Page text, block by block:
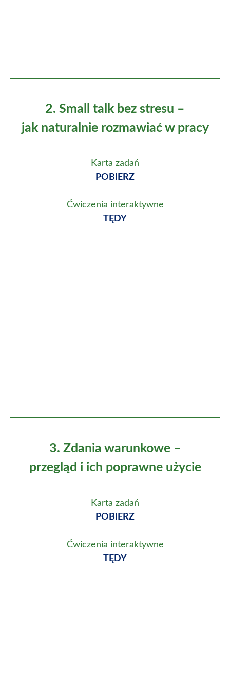
2. Small talk bez stresu –
jak naturalnie rozmawiać w pracy
Karta zadań
POBIERZ
Ćwiczenia interaktywne
TĘDY
3. Zdania warunkowe–
przegląd i ich poprawne użycie
Karta zadań
POBIERZ
Ćwiczenia interaktywne
TĘDY